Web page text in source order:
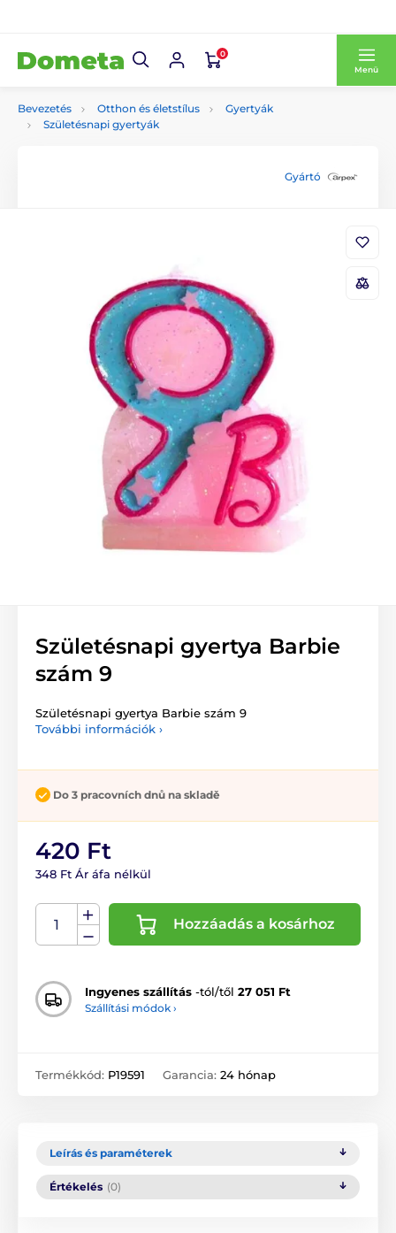
0
Menü
Bevezetés Otthon és életstílus
Gyertyák
Születésnapi gyertyák
Gyártó
Születésnapi gyertya Barbie
szám 9
Születésnapi gyertya Barbie szám 9
További információk ›
Do 3 pracovních dnů na skladě
420 Ft
348 Ft Ár áfa nélkül
Hozzáadás a kosárhoz
Ingyenes szállítás -tól/től 27 051 Ft
Szállítási módok ›
Termékkód: P19591 Garancia: 24 hónap
Leírás és paraméterek
Értékelés (0)